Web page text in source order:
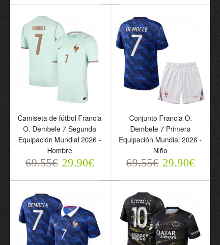
Camiseta de fútbol
Manga Larga Paris Saint-
Germain O. Dembele 10
Primera Equipación
2026-27 - Hombre
76.55€ 31.90€
Conjunto Francia O.
Dembele 7 Segunda
Equipación Mundial 2026
- Niño
69.55€ 29.90€
Camiseta de fútbol Francia
O. Dembele 7 Segunda
Equipación Mundial 2026 -
Hombre
69.55€ 29.90€
Conjunto Francia O.
Dembele 7 Primera
Equipación Mundial 2026 -
Niño
69.55€ 29.90€